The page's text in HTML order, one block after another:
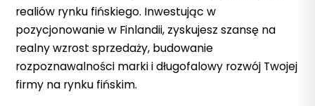
realiów rynku fińskiego. Inwestując w
pozycjonowanie w Finlandii, zyskujesz szansę na
realny wzrost sprzedaży, budowanie
rozpoznawalności marki i długofalowy rozwój Twojej
firmy na rynku fińskim.